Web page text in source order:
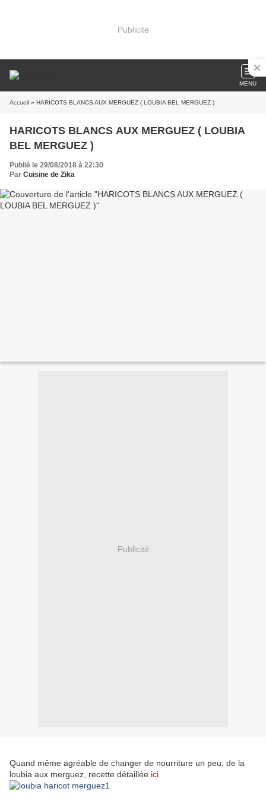
Publicité
MENU
Accueil » HARICOTS BLANCS AUX MERGUEZ ( LOUBIA BEL MERGUEZ )
HARICOTS BLANCS AUX MERGUEZ ( LOUBIA
BEL MERGUEZ )
Publié le 29/08/2018 à 22:30
Par Cuisine de Zika
Publicité
Quand même agréable de changer de nourriture un peu, de la
loubia aux merguez, recette détaillée ici